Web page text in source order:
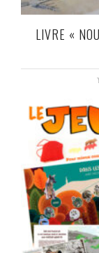
LIVRE «